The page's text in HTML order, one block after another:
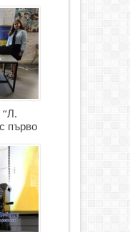
първо